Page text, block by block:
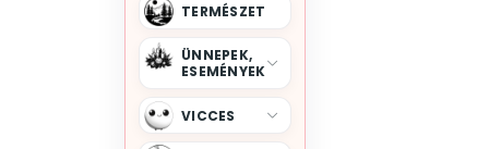
TERMÉSZET
ÜNNEPEK,
ESEMÉNYEK
VICCES